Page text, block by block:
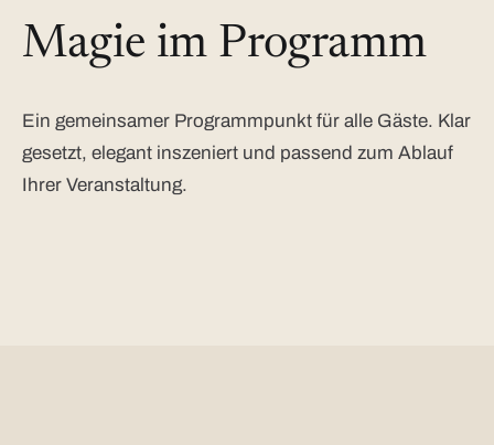
Magie im Programm
Ein gemeinsamer Programmpunkt für alle Gäste. Klar
gesetzt, elegant inszeniert und passend zum Ablauf
Ihrer Veranstaltung.